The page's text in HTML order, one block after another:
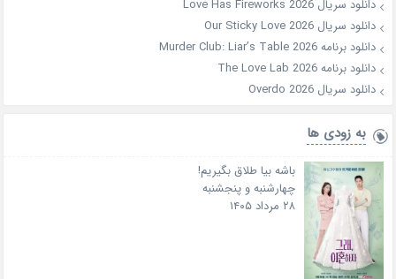
دانلود سریال Love Has Fireworks 2026
دانلود سریال Our Sticky Love 2026
دانلود برنامه Murder Club: Liar’s Table 2026
دانلود برنامه The Love Lab 2026
دانلود سریال Overdo 2026
به زودی ها
باشه بیا طلاق بگیریم!
چهارشنبه و پنجشنبه
۲۸ مرداد ۱۴۰۵